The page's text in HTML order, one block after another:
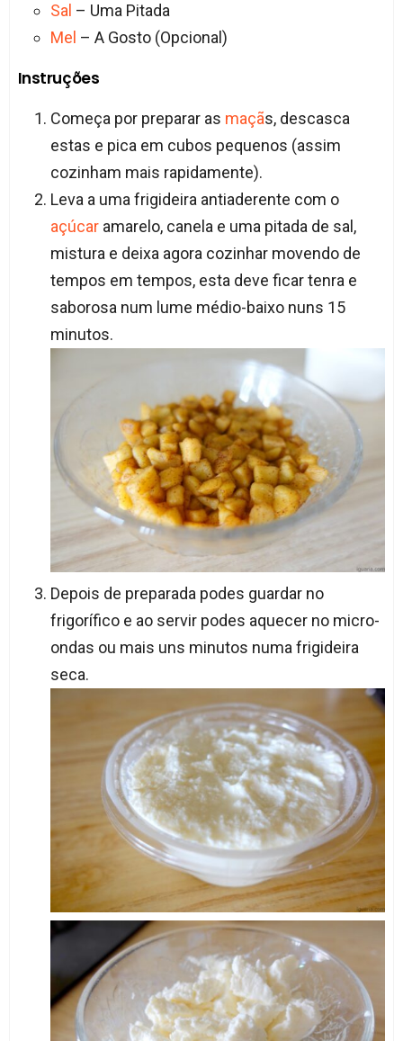
Sal – Uma Pitada
Mel – A Gosto (Opcional)
Instruções
Começa por preparar as maçãs, descasca
estas e pica em cubos pequenos (assim
cozinham mais rapidamente).
Leva a uma frigideira antiaderente com o
açúcaramarelo, canela e uma pitada de sal,
mistura e deixa agora cozinhar movendo de
tempos em tempos, esta deve ficar tenra e
saborosa num lume médio-baixo nuns 15
minutos.
Depois de preparada podes guardar no
frigorífico e ao servir podes aquecer no micro-
ondas ou mais uns minutos numa frigideira
seca.